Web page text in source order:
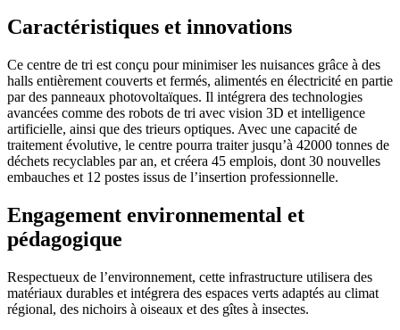
Caractéristiques et innovations
Ce centre de tri est conçu pour minimiser les nuisances grâce à des
halls entièrement couverts et fermés, alimentés en électricité en partie
par des panneaux photovoltaïques. Il intégrera des technologies
avancées comme des robots de tri avec vision 3D et intelligence
artificielle, ainsi que des trieurs optiques. Avec une capacité de
traitement évolutive, le centre pourra traiter jusqu’à 42000 tonnes de
déchets recyclables par an, et créera 45 emplois, dont 30 nouvelles
embauches et 12 postes issus de l’insertion professionnelle.
Engagement environnemental et
pédagogique
Respectueux de l’environnement, cette infrastructure utilisera des
matériaux durables et intégrera des espaces verts adaptés au climat
régional, des nichoirs à oiseaux et des gîtes à insectes.